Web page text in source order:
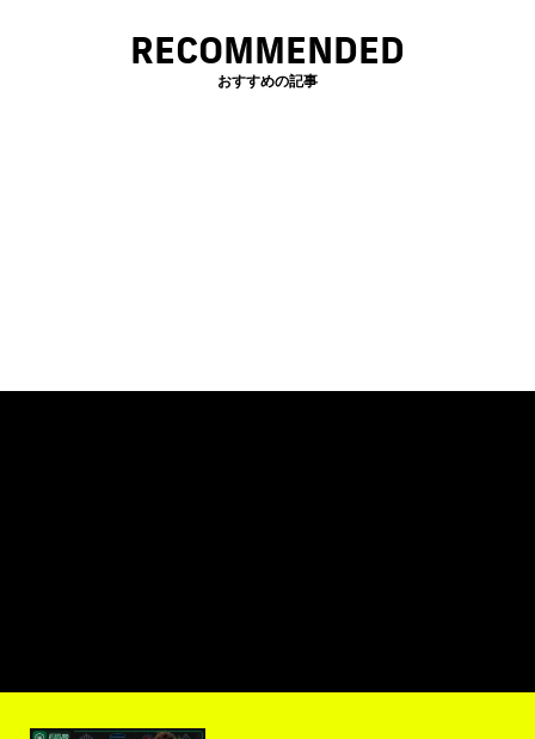
RECOMMENDED
おすすめの記事